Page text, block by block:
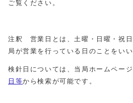
ご覧ください。
注釈 営業日とは、土曜・日曜・祝
局が営業を行っている日のことをいい
検針日については、当局ホームペー
日等から検索が可能です。